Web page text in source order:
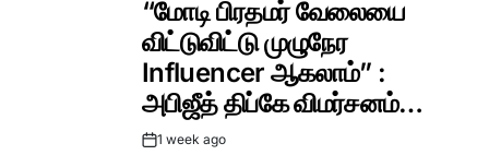
“மோடி பிரதமர் வேலையை
விட்டுவிட்டு முழுநேர
Influencer ஆகலாம்” :
அபிஜீத் திப்கே விமர்சனம்…
Post1 week ago